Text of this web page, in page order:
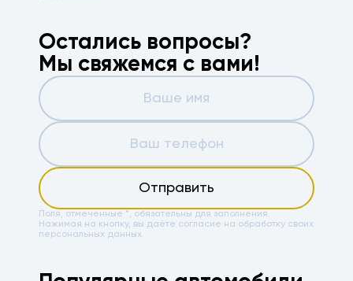
Остались вопросы?
Мы свяжемся с вами!
Отправить
Поля, отмеченные *, обязательны для заполнения.
Нажимая на кнопку, вы даёте согласие на обработку своих
персональных данных.